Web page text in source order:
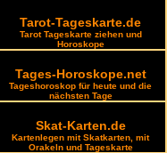
Tarot-Tageskarte.de
Tarot Tageskarte ziehen und
Horoskope
Tages-Horoskope.net
Tageshoroskop für heute und die
nächsten Tage
Skat-Karten.de
Kartenlegen mit Skatkarten, mit
Orakeln und Tageskarte